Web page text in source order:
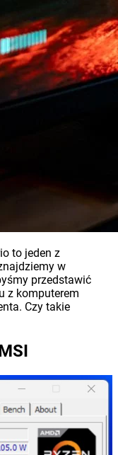
to jeden z
w
przedstawić
z komputerem
Czy takie